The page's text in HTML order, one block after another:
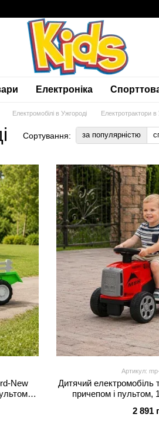
Електроніка
Електромобілі в Ужгороді Електротрактори в
Сортування: за популярністю
New
2
Артикул:
Дитячий електромобіль
причепом і пультом,
2 891